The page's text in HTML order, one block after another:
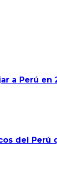
a Perú en
del Perú